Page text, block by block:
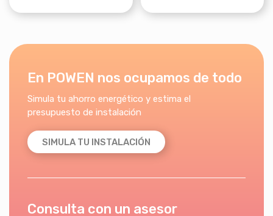
En POWEN nos ocupamos de todo
Simula tu ahorro energético y estima el
presupuesto de instalación
SIMULA TU INSTALACIÓN
Consulta con un asesor